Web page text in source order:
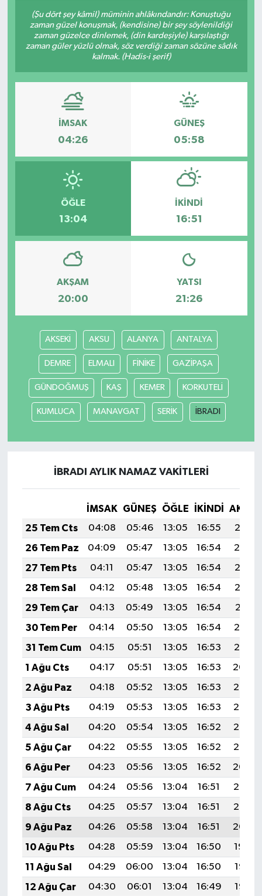
(Şu dört şey kâmil) müminin ahlâkındandır: Konuştuğu
zaman güzel konuşmak, (kendisine) bir şey söylenildiği
zaman güzelce dinlemek, (din kardeşiyle) karşılaştığı
zaman güler yüzlü olmak, söz verdiği zaman sözüne sâdık
kalmak. (Hadis-i şerif)
İMSAK
04:26
GÜNEŞ
05:58
ÖĞLE
13:04
İKINDI
16:51
AKŞAM
20:00
YATSI
21:26
AKSEKİ AKSU ALANYA ANTALYA
DEMRE ELMALI FİNİKE GAZİPAŞA
GÜNDOĞMUŞ KAŞ KEMER KORKUTELİ
KUMLUCA MANAVGAT SERİK İBRADI
İBRADI AYLIK NAMAZ VAKITLERI
İMSAK GÜNEŞ ÖĞLE İKINDI
25 Tem Cts
04:08 05:46 13:05 16:55
20:15
26 Tem Paz
04:09 05:47 13:05 16:54
20:14
27 Tem Pts
04:11 05:47 13:05 16:54
20:13
28 Tem Sal
04:12 05:48 13:05 16:54
20:12
29 Tem Çar
04:13 05:49 13:05 16:54
20:11
30 Tem Per
04:14 05:50 13:05 16:54
20:10
31 Tem Cum
04:15 05:51 13:05 16:53
20:10
1 Ağu Cts
04:17 05:51 13:05 16:53
20:09
2 Ağu Paz
04:18 05:52 13:05 16:53
20:08
3 Ağu Pts
04:19 05:53 13:05 16:53
20:07
4 Ağu Sal
04:20 05:54 13:05 16:52
20:06
5 Ağu Çar
04:22 05:55 13:05 16:52
20:05
6 Ağu Per
04:23 05:56 13:05 16:52
20:04
7 Ağu Cum
04:24 05:56 13:04 16:51
20:03
8 Ağu Cts
04:25 05:57 13:04 16:51
20:02
9 Ağu Paz
04:26 05:58 13:04 16:51
20:00
10 Ağu Pts
04:28 05:59 13:04 16:50
19:59
11 Ağu Sal
04:29 06:00 13:04 16:50
19:58
12 Ağu Çar
04:30 06:01 13:04 16:49
19:57